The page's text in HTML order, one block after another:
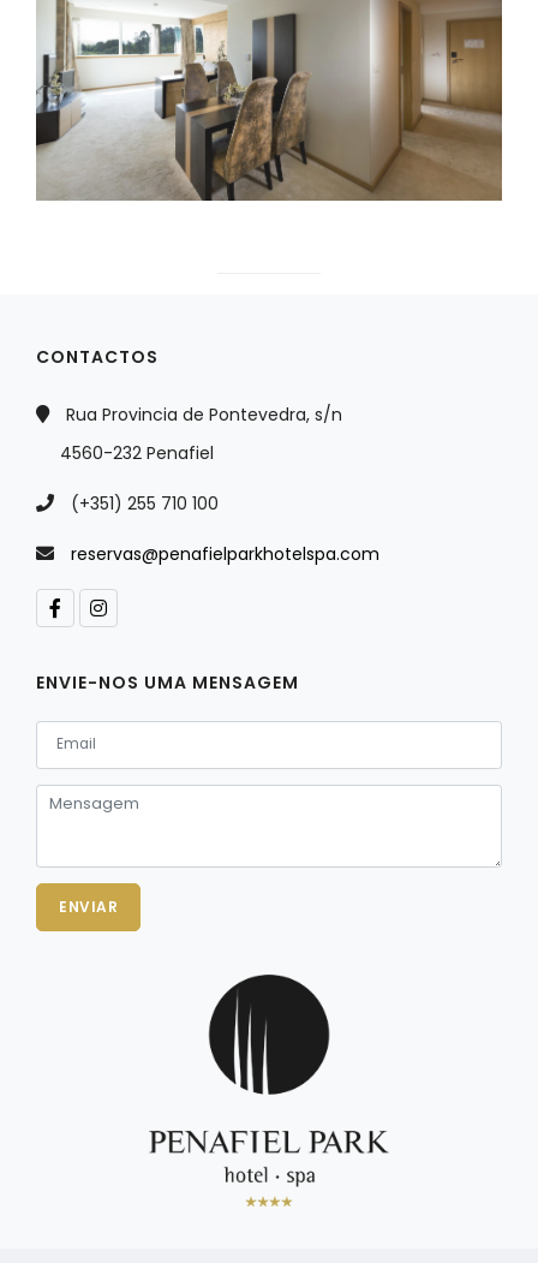
CONTACTOS
Rua Provincia de Pontevedra, s/n
4560-232 Penafiel
(+351) 255 710 100
reservas@penafielparkhotelspa.com
ENVIE-NOS UMA MENSAGEM
ENVIAR